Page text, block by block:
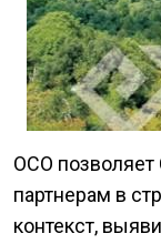
ОСО
партнерам в
контекст,